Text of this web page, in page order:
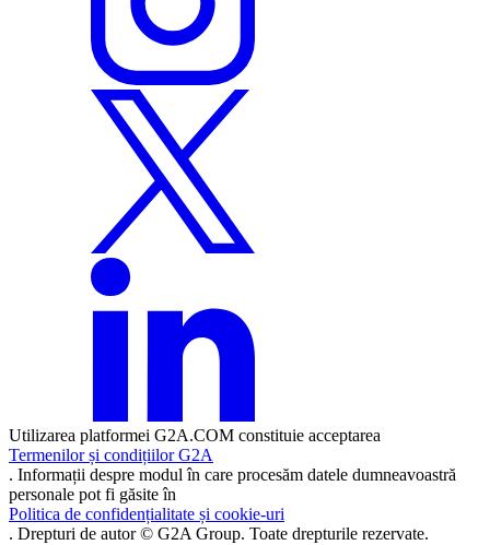
Utilizarea platformei G2A.COM constituie acceptarea
Termenilor și condițiilor G2A
. Informații despre modul în care procesăm datele dumneavoastră
personale pot fi găsite în
Politica de confidențialitate și cookie-uri
. Drepturi de autor © G2A Group. Toate drepturile rezervate.